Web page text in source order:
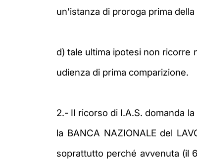
un'istanza di proroga prima
d) tale ultima ipotesi non ricorre
udienza di prima comparizione.
2.- Il ricorso di I.A.S. domanda
la BANCA NAZIONALE del
soprattutto perché avvenuta (il